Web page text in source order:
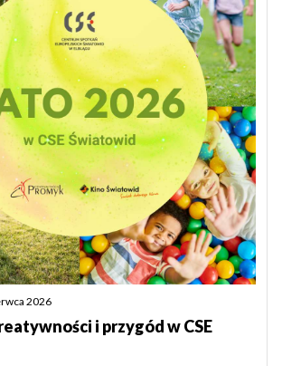
2026
i przygód w CSE